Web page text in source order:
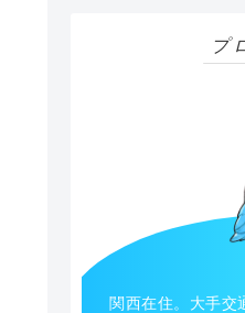
プ
関西在住。大手交